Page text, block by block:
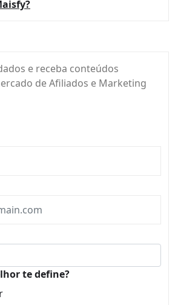
e receba conteúdos
de Afiliados e Marketing
te define?